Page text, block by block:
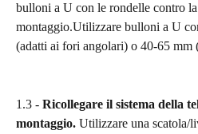
bulloni a U con le rondelle contro
montaggio.Utilizzare bulloni a U
(adatti ai fori angolari) o 40-65 mm
1.3 - Ricollegare il sistema della
montaggio. Utilizzare una scatola/